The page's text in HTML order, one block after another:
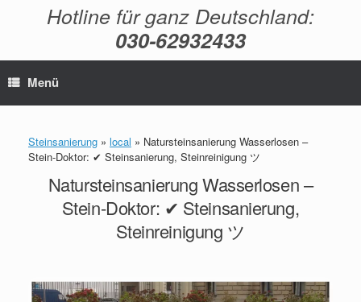
Hotline für ganz Deutschland:
030-62932433
Menü
Steinsanierung » local » Natursteinsanierung Wasserlosen –
Stein-Doktor: ✔ Steinsanierung, Steinreinigung ツ
Natursteinsanierung Wasserlosen –
Stein-Doktor: ✔ Steinsanierung,
Steinreinigung ツ